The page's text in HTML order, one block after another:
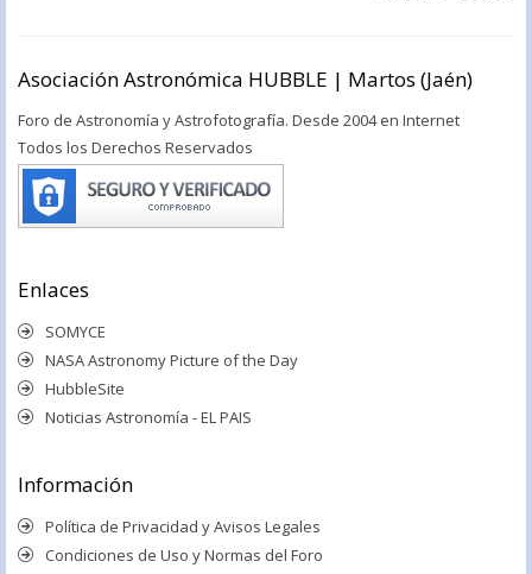
Asociación Astronómica HUBBLE | Martos (Jaén)
Foro de Astronomía y Astrofotografía. Desde 2004 en Internet
Todos los Derechos Reservados
Enlaces
SOMYCE
NASA Astronomy Picture of the Day
HubbleSite
Noticias Astronomía - EL PAIS
Información
Política de Privacidad y Avisos Legales
Condiciones de Uso y Normas del Foro